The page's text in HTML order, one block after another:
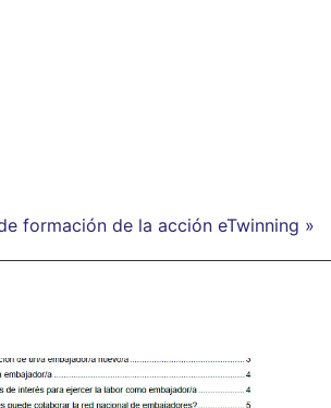
formación de la acción eTwinning »